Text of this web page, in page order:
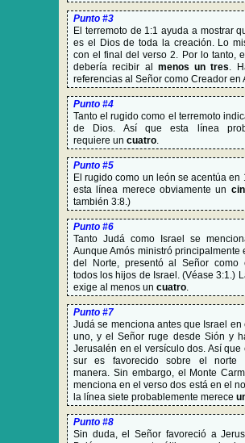
Punto #3
El terremoto de 1:1 ayuda a mostrar
es el Dios de toda la creación. Lo
con el final del verso 2. Por lo tanto,
debería recibir al menos un tres.
referencias al Señor como Creador en
Punto #4
Tanto el rugido como el terremoto
de Dios. Así que esta línea
requiere un cuatro.
Punto #5
El rugido como un león se acentúa en
esta línea merece obviamente un
también 3:8.)
Punto #6
Tanto Judá como Israel se
Aunque Amós ministró principalmente
del Norte, presentó al Señor como
todos los hijos de Israel. (Véase 3:1.)
exige al menos un cuatro.
Punto #7
Judá se menciona antes que Israel en
uno, y el Señor ruge desde Sión y
Jerusalén en el versículo dos. Así que
sur es favorecido sobre el norte
manera. Sin embargo, el Monte
menciona en el verso dos está en el
la línea siete probablemente merece
Punto #8
Sin duda, el Señor favoreció a